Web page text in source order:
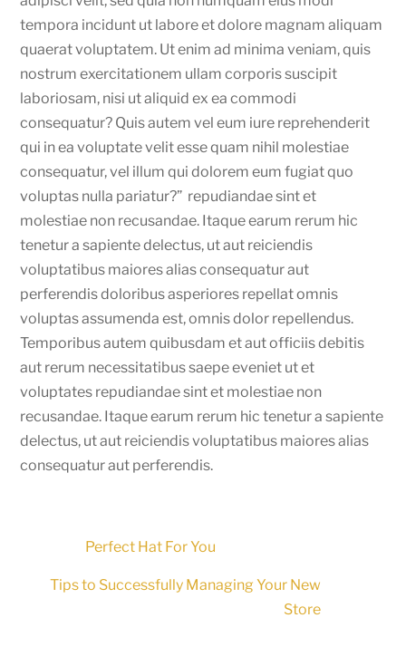
tempora incidunt ut labore et dolore magnam aliquam
quaerat voluptatem. Ut enim ad minima veniam, quis
nostrum exercitationem ullam corporis suscipit
laboriosam, nisi ut aliquid ex ea commodi
consequatur? Quis autem vel eum iure reprehenderit
qui in ea voluptate velit esse quam nihil molestiae
consequatur, vel illum qui dolorem eum fugiat quo
voluptas nulla pariatur?” repudiandae sint et
molestiae non recusandae. Itaque earum rerum hic
tenetur a sapiente delectus, ut aut reiciendis
voluptatibus maiores alias consequatur aut
perferendis doloribus asperiores repellat omnis
voluptas assumenda est, omnis dolor repellendus.
Temporibus autem quibusdam et aut officiis debitis
aut rerum necessitatibus saepe eveniet ut et
voluptates repudiandae sint et molestiae non
recusandae. Itaque earum rerum hic tenetur a sapiente
delectus, ut aut reiciendis voluptatibus maiores alias
consequatur aut perferendis.
Perfect Hat For You
Tips to Successfully Managing Your New
Store